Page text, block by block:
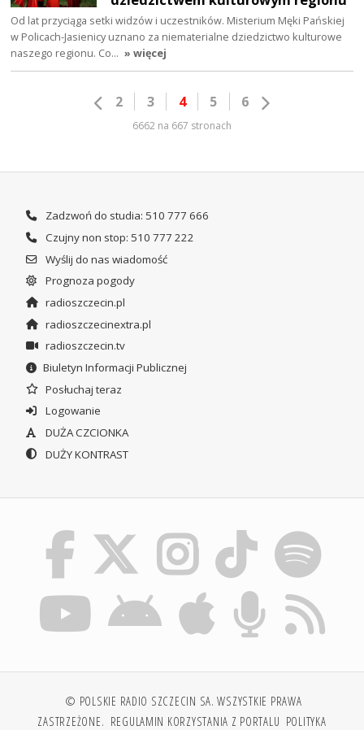
Od lat przyciąga setki widzów i uczestników. Misterium Męki Pańskiej
w Policach-Jasienicy uznano za niematerialne dziedzictwo kulturowe
naszego regionu. Co… » więcej
2 3 4 5 6
6662 na 667 stronach
Zadzwoń do studia: 510 777 666
Czujny non stop: 510 777 222
Wyślij do nas wiadomość
Prognoza pogody
radioszczecin.pl
radioszczecinextra.pl
radioszczecin.tv
Biuletyn Informacji Publicznej
Posłuchaj teraz
Logowanie
DUŻA CZCIONKA
DUŻY KONTRAST
© POLSKIE RADIO SZCZECIN SA. WSZYSTKIE PRAWA
ZASTRZEŻONE. REGULAMIN KORZYSTANIA Z PORTALU POLITYKA